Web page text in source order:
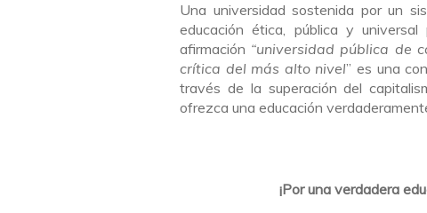
Una universidad sostenida por un
educación ética, pública y
afirmación “universidad pública de
crítica del más alto nivel” es una
través de la superación del
ofrezca una educación
¡Por una verdadera